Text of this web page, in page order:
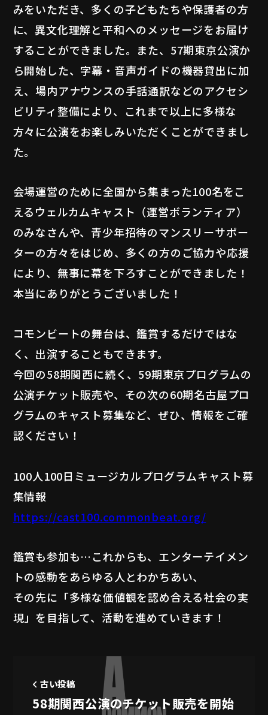
みをいただき、多くの子どもたちや保護者の方
に、異文化理解と平和へのメッセージをお届け
することができました。また、57期東京公演か
ら開始した、字幕・音声ガイドの機器貸出に加
え、場内アナウンスの手話通訳などのアクセシ
ビリティ整備により、これまで以上に多様な
方々に公演をお楽しみいただくことができまし
た。
会場運営のために全国から集まった100名をこ
えるウェルカムキャスト（運営ボランティア）
のみなさんや、青少年招待のマンスリーサポー
ターの方々をはじめ、多くの方のご協力や応援
により、無事に幕を下ろすことができました！
本当にありがとうございました！
コモンビートの舞台は、鑑賞するだけではな
く、出演することもできます。
今回の58期関西に続く、59期東京プログラムの
公演チケット販売や、その次の60期名古屋プロ
グラムのキャスト募集など、ぜひ、情報をご確
認ください！
100人100日ミュージカルプログラムキャスト募
集情報
https://cast100.commonbeat.org/
鑑賞も参加も…これからも、エンターテイメン
トの感動をあらゆる人とわかちあい、
その先に「多様な価値観を認め合える社会の実
現」を目指して、活動を進めていきます！
古い投稿
58期関西公演のチケット販売を開始